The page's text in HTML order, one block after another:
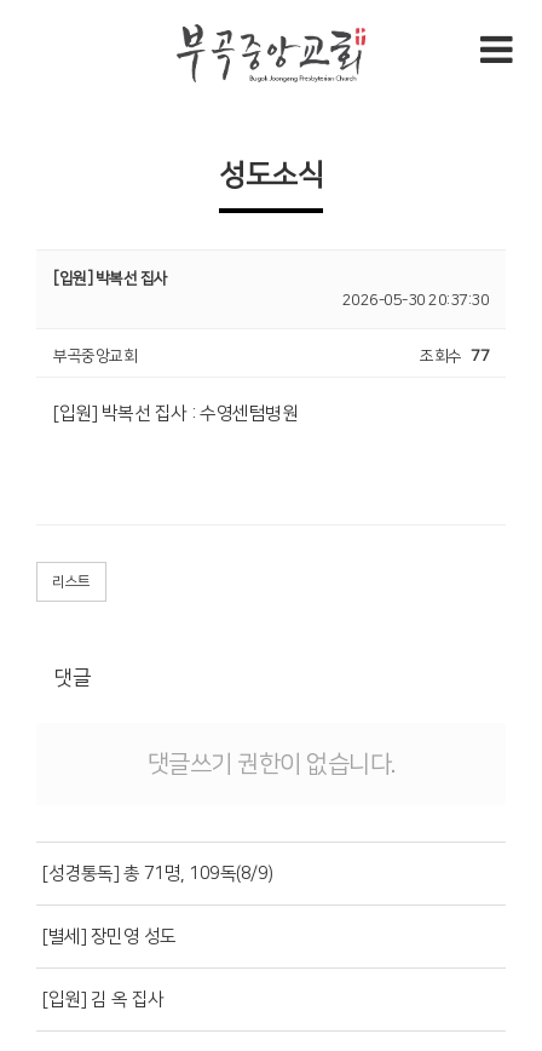
성도소식
[입원] 박복선 집사
2026-05-30 20:37:30
부곡중앙교회 조회수 77
[입원] 박복선 집사 : 수영센텀병원
리스트
댓글
댓글쓰기 권한이 없습니다.
[성경통독] 총 71명, 109독(8/9)
[별세] 장민영 성도
[입원] 김 옥 집사